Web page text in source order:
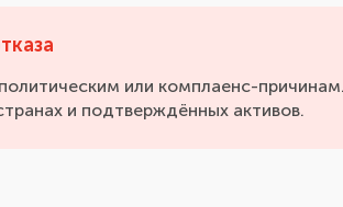
или комплаенс-
и подтверждённых активов.